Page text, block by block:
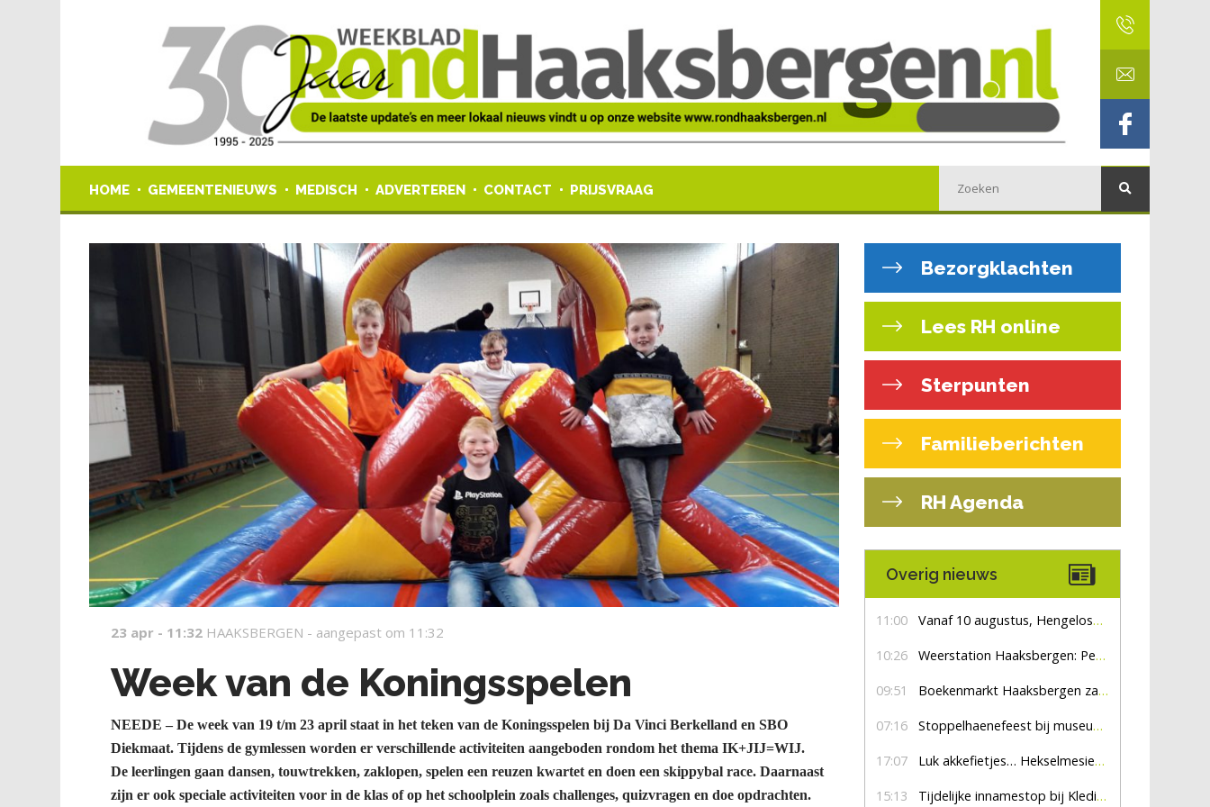
HOME GEMEENTENIEUWS MEDISCH ADVERTEREN CONTACT PRIJSVRAAG
23 apr - 11:32 HAAKSBERGEN - aangepast om 11:32
Week van de Koningsspelen
NEEDE – De week van 19 t/m 23 april staat in het teken van de Koningsspelen bij Da Vinci Berkelland en SBO
Diekmaat. Tijdens de gymlessen worden er verschillende activiteiten aangeboden rondom het thema IK+JIJ=WIJ.
De leerlingen gaan dansen, touwtrekken, zaklopen, spelen een reuzen kwartet en doen een skippybal race. Daarnaast
zijn er ook speciale activiteiten voor in de klas of op het schoolplein zoals challenges, quizvragen en doe opdrachten.
Bezorgklachten
Lees RH online
Sterpunten
Familieberichten
RH Agenda
Overig nieuws
11:00 Vanaf 10 augustus, Hengelosestraat drie weken dicht voor doorgaand verkeer
10:26 Weerstation Haaksbergen: Perioden met zon en droog
09:51 Boekenmarkt Haaksbergen zaterdag 8 augustus, marktplein Haaksbergen
07:16 Stoppelhaenefeest bij museum De Lebbenbrugge
17:07 Luk akkefietjes… HekselmesienHarry
15:13 Tijdelijke innamestop bij Kledingbank Stefania